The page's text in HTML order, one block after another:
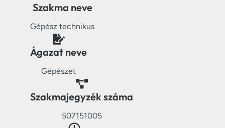
Szakma neve
Gépész technikus
Ágazat neve
Gépészet
Szakmajegyzék száma
507151005